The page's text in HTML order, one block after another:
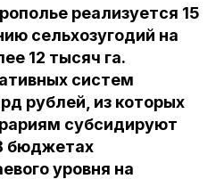
реализуется 15
сельхозугодий на
12 тысяч га.
систем
рублей, из которых
субсидируют
бюджетах
уровня на